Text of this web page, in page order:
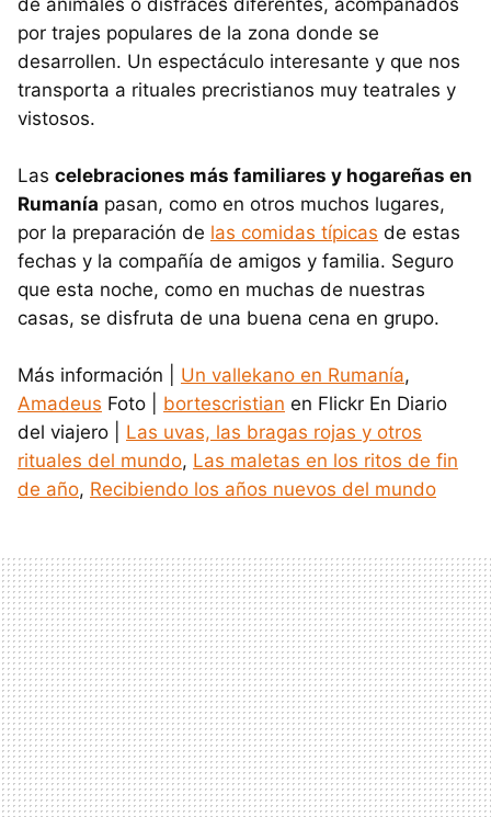
de animales o disfraces diferentes, acompañados
por trajes populares de la zona donde se
desarrollen. Un espectáculo interesante y que nos
transporta a rituales precristianos muy teatrales y
vistosos.
Las celebraciones más familiares y hogareñas en
Rumanía pasan, como en otros muchos lugares,
por la preparación de las comidas típicas de estas
fechas y la compañía de amigos y familia. Seguro
que esta noche, como en muchas de nuestras
casas, se disfruta de una buena cena en grupo.
Más información | Un vallekano en Rumanía,
Amadeus Foto | bortescristian en Flickr En Diario
del viajero | Las uvas, las bragas rojas y otros
rituales del mundo, Las maletas en los ritos de fin
de año, Recibiendo los años nuevos del mundo